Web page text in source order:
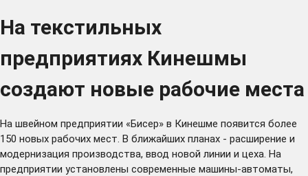
На текстильных
предприятиях Кинешмы
создают новые рабочие места
На швейном предприятии «Бисер» в Кинешме появится более
150 новых рабочих мест. В ближайших планах - расширение и
модернизация производства, ввод новой линии и цеха. На
предприятии установлены современные машины-автоматы,